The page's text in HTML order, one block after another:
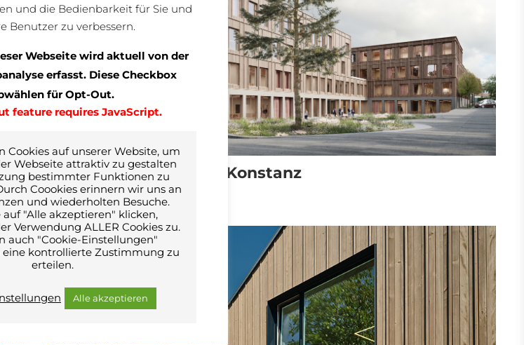
Berufsschulzentrum Konstanz
und die Bedienbarkeit für Sie und
Benutzer zu verbessern.
Webseite wird aktuell von der
erfasst. Diese Checkbox
für Opt-Out.
feature requires JavaScript.
Cookies auf unserer Website, um
Webseite attraktiv zu gestalten
bestimmter Funktionen zu
Coookies erinnern wir uns an
und wiederholten Besuche.
auf "Alle akzeptieren" klicken,
Verwendung ALLER Cookies zu.
auch "Cookie-Einstellungen"
eine kontrollierte Zustimmung zu
erteilen.
Alle akzeptieren